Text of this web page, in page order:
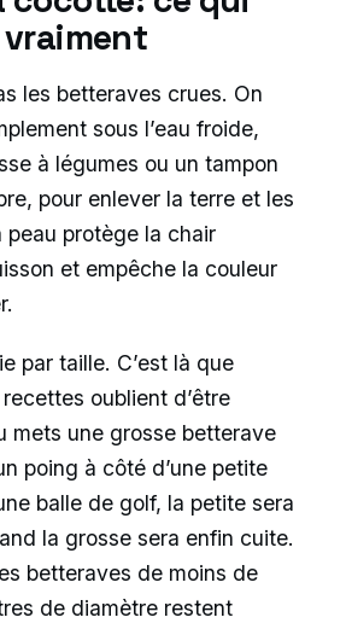
les betteraves crues. On
sous l’eau froide,
à légumes ou un tampon
pour enlever la terre et les
peau protège la chair
et empêche la couleur
par taille. C’est là que
oublient d’être
mets une grosse betterave
poing à côté d’une petite
balle de golf, la petite sera
la grosse sera enfin cuite.
betteraves de moins de
de diamètre restent